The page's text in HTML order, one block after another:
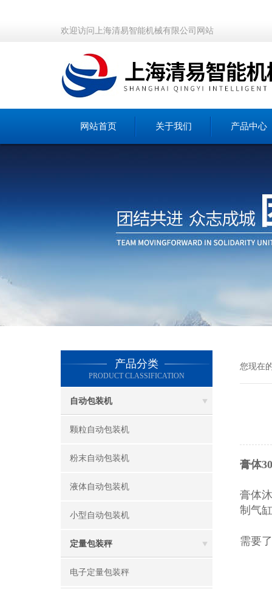
欢迎访问上海清易智能机械有限公司网站
网站首页 关于我们 产品中心
产品分类
PRODUCT CLASSIFICATION
自动包装机
颗粒自动包装机
粉末自动包装机
液体自动包装机
小型自动包装机
定量包装秤
电子定量包装秤
您现在
膏体
膏体
制气
需要